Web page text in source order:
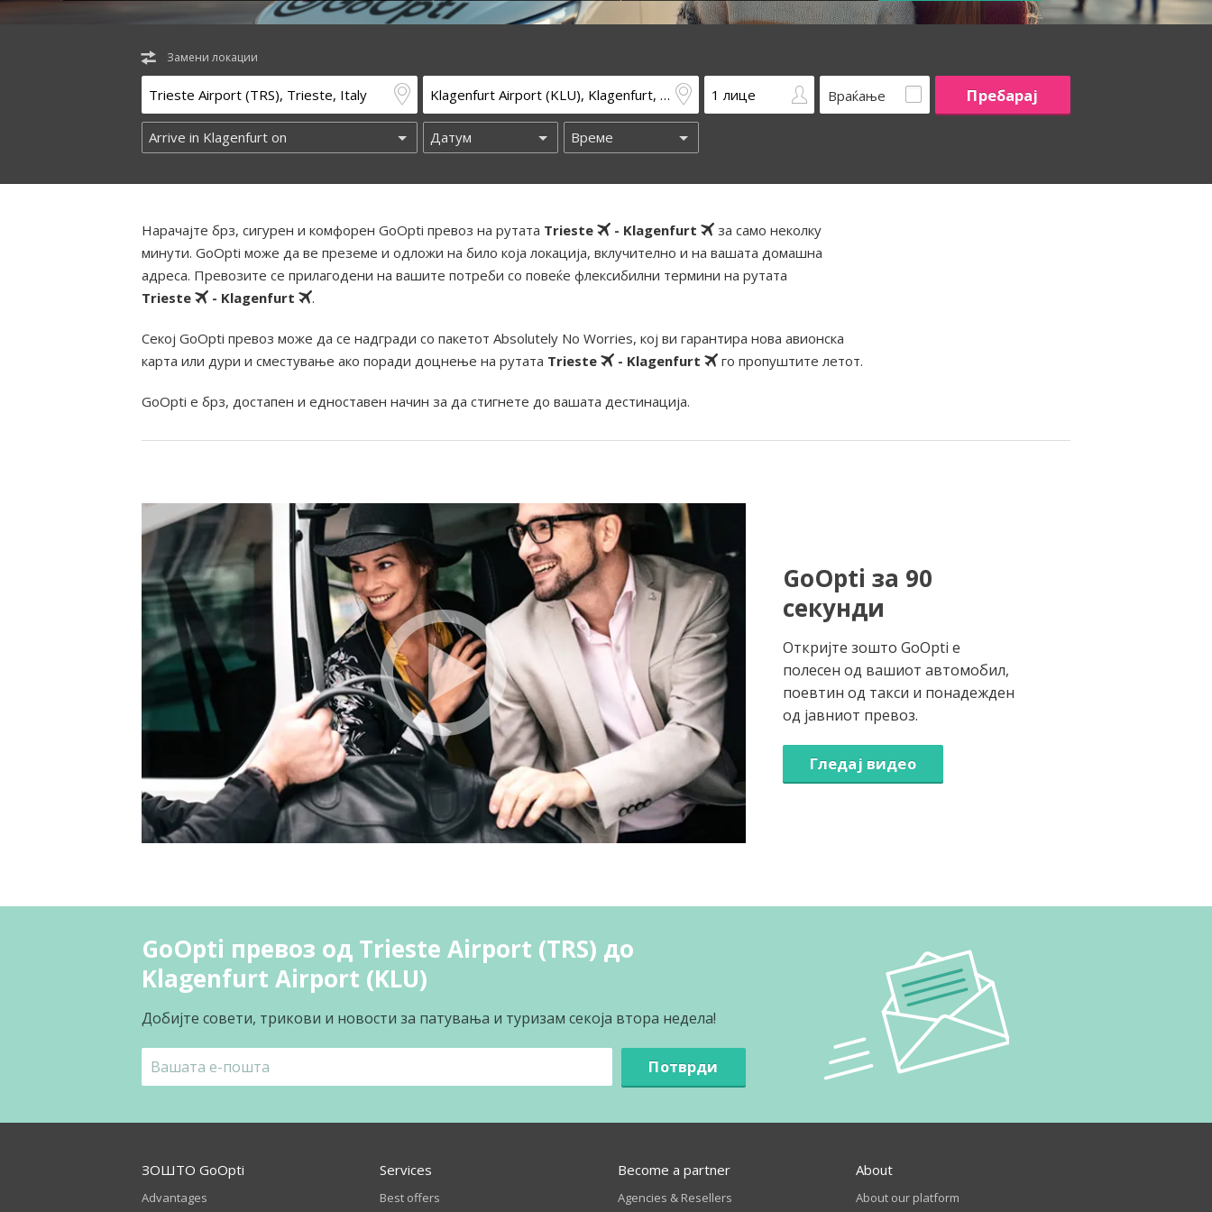
Замени локации
Враќање
Нарачајте брз, сигурен и комфорен GoOpti превоз на рутата Trieste - Klagenfurt
за само неколку
минути. GoOpti може да ве преземе и одложи на било која локација, вклучително и на вашата домашна
адреса. Превозите се прилагодени на вашите потреби со повеќе флексибилни термини на рутата
Trieste
- Klagenfurt .
Секој GoOpti превоз може да се надгради со пакетот Absolutely No Worries, кој ви гарантира нова авионска
карта или дури и сместување ако поради доцнење на рутата Trieste - Klagenfurt го пропуштите летот.
GoOpti е брз, достапен и едноставен начин за да стигнете до вашата дестинација.
GoOpti за 90
секунди
Откријте зошто GoOpti е
полесен од вашиот автомобил,
поевтин од такси и понадежден
од јавниот превоз.
Гледај видео
GoOpti превоз од Trieste Airport (TRS) до
Klagenfurt Airport (KLU)
Добијте совети, трикови и новости за патувања и туризам секоја втора недела!
Потврди
ЗОШТО GoOpti
Advantages
Services
Best offers
Become a partner
Agencies & Resellers
About
About our platform